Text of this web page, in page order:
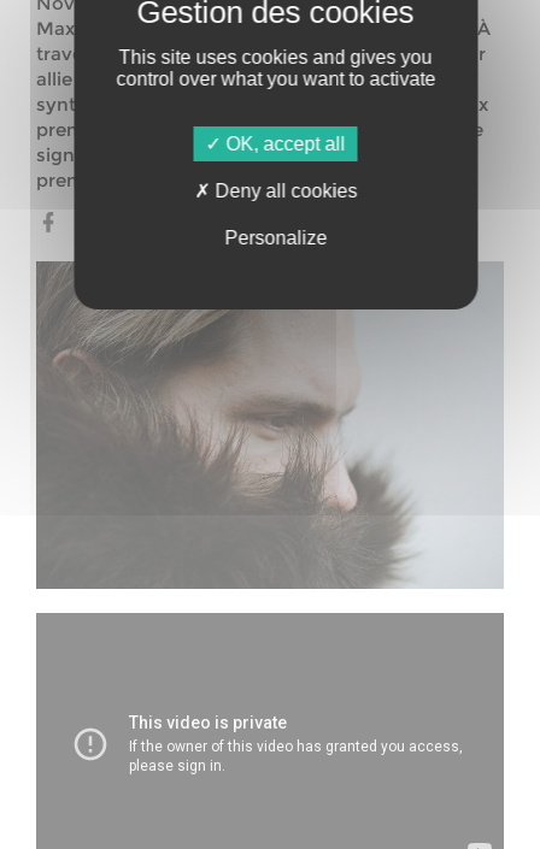
Maximilien mêle synthés et musique organique. À
travers ses différentes inspirations, le producteur
allie boîtes à rythmes, expérimentations
synthétiques, piano et voix vocodées. Après deux
premiers singles ‘Messian’ et ‘Alliance’ la nouvelle
signature d’Elephant & Castle dévoilera son
premier album en avril prochain.
This site uses cookies and gives you
control over what you want to activate
OK, accept all
Deny all cookies
Personalize